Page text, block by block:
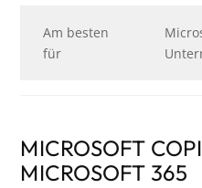
Am besten
für
MICROSOFT
MICROSOFT 365